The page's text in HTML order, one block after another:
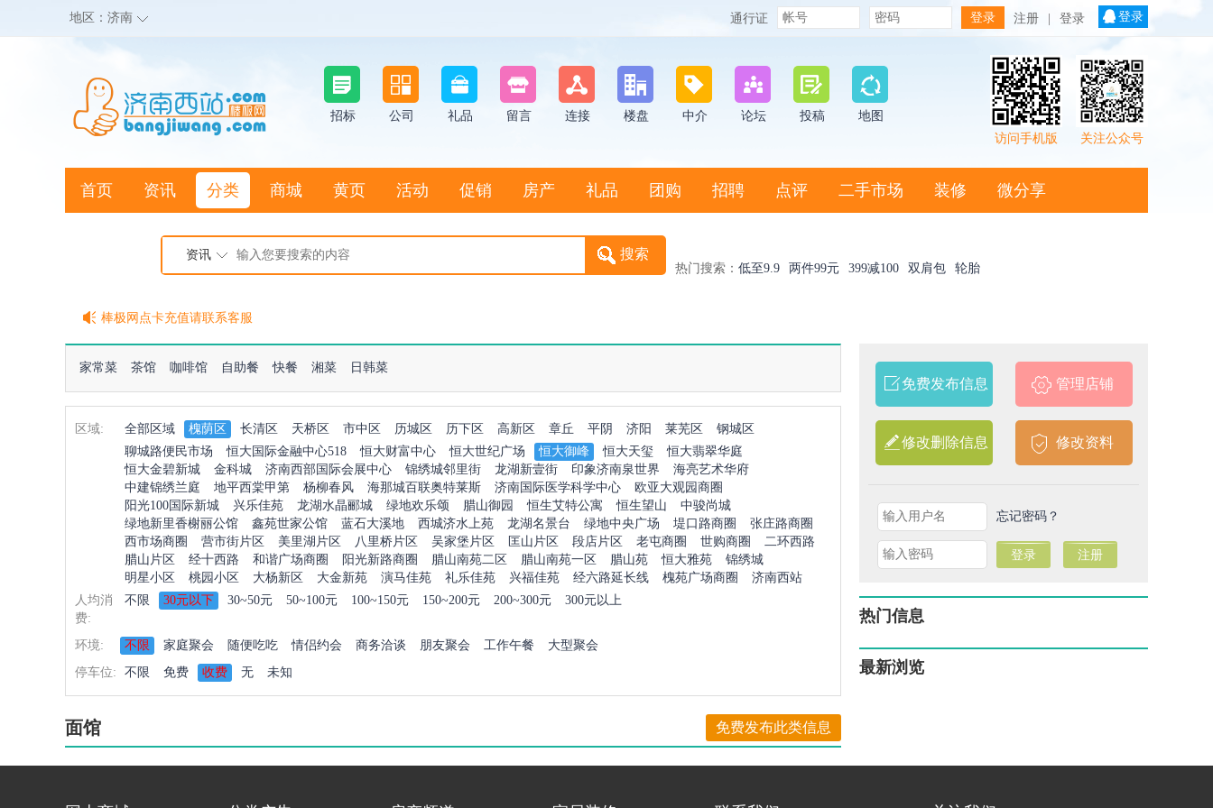
地区： 济南 通行证 注册 登录 登录
招标 公司 礼品 留言 连接 楼盘 中介 论坛 投稿
地图
关注公众号
访问手机版
首页 资讯 分类 商城 黄页 活动 促销 房产 礼品 团购 招聘 点评 二手市场 装修 微分享
资讯
热门搜索： 低至9.9 两件99元 399减100 双肩包 轮胎
棒极网点卡充值请联系客服
充100送20
家常菜 茶馆 咖啡馆 自助餐 快餐 湘菜 日韩菜
区域: 全部区域 槐荫区 长清区 天桥区 市中区 历城区 历下区 高新区 章丘 平阴 济阳 莱芜区
钢城区
聊城路便民市场
恒大国际金融中心518 恒大财富中心 恒大世纪广场 恒大御峰 恒大天玺
恒大翡翠华庭
恒大金碧新城
金科城 济南西部国际会展中心 锦绣城邻里街 龙湖新壹街 印象济南泉世界
海亮艺术华府
中建锦绣兰庭
地平西棠甲第 杨柳春风 海那城百联奥特莱斯 济南国际医学科学中心
欧亚大观园商圈
阳光100国际新城
兴乐佳苑 龙湖水晶郦城 绿地欢乐颂 腊山御园 恒生艾特公寓 恒生望山
中骏尚城
绿地新里香榭丽公馆
鑫苑世家公馆 蓝石大溪地 西城济水上苑 龙湖名景台 绿地中央广场 堤口路商圈
张庄路商圈
西市场商圈
营市街片区 美里湖片区 八里桥片区 吴家堡片区 匡山片区 段店片区 老屯商圈 世购商圈
二环西路
腊山片区
经十西路 和谐广场商圈 阳光新路商圈 腊山南苑二区 腊山南苑一区 腊山苑 恒大雅苑
锦绣城
明星小区
桃园小区 大杨新区 大金新苑 演马佳苑 礼乐佳苑 兴福佳苑 经六路延长线 槐苑广场商圈
济南西站
人均消
费:
不限 30元以下 30~50元 50~100元 100~150元 150~200元 200~300元 300元以上
环境: 不限 家庭聚会 随便吃吃 情侣约会 商务洽谈 朋友聚会 工作午餐
大型聚会
停车位:
不限 免费 收费 无 未知
面馆 免费发布此类信息
免费发布信息 管理店铺
修改删除信息 修改资料
忘记密码？
热门信息
最新浏览